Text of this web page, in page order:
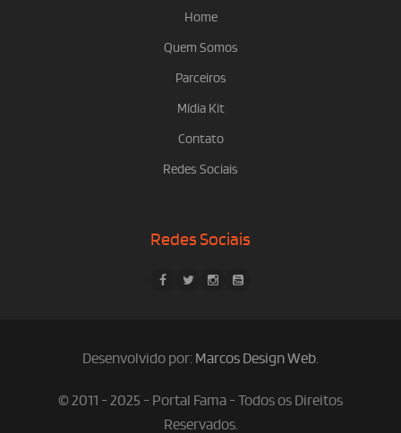
Home
Quem Somos
Parceiros
Mídia Kit
Contato
Redes Sociais
Redes Sociais
Desenvolvido por: Marcos Design Web.
© 2011 - 2025 - Portal Fama - Todos os Direitos
Reservados.